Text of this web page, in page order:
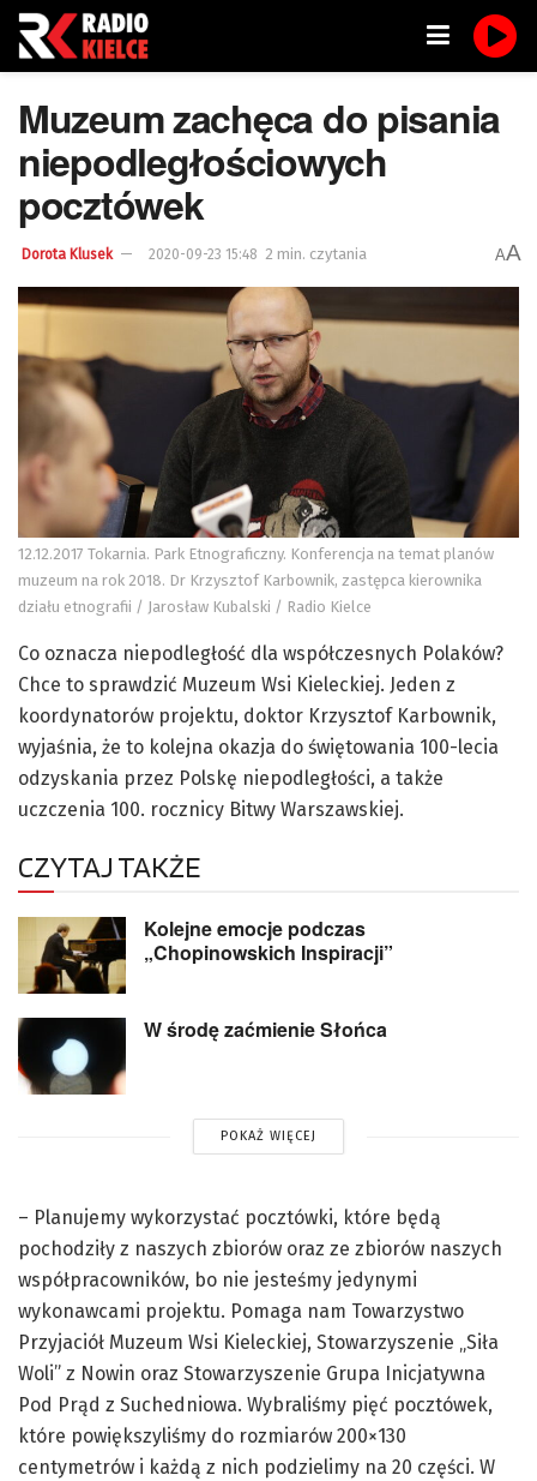
Muzeum zachęca do pisania
niepodległościowych
pocztówek
Dorota Klusek 2020-09-23 15:48 2 min. czytania AA
12.12.2017 Tokarnia. Park Etnograficzny. Konferencja na temat planów
muzeum na rok 2018. Dr Krzysztof Karbownik, zastępca kierownika
działu etnografii / Jarosław Kubalski / Radio Kielce
Co oznacza niepodległość dla współczesnych Polaków?
Chce to sprawdzić Muzeum Wsi Kieleckiej. Jeden z
koordynatorów projektu, doktor Krzysztof Karbownik,
wyjaśnia, że to kolejna okazja do świętowania 100-lecia
odzyskania przez Polskę niepodległości, a także
uczczenia 100. rocznicy Bitwy Warszawskiej.
CZYTAJ TAKŻE
Kolejne emocje podczas
„Chopinowskich Inspiracji”
W środę zaćmienie Słońca
POKAŻ WIĘCEJ
– Planujemy wykorzystać pocztówki, które będą
pochodziły z naszych zbiorów oraz ze zbiorów naszych
współpracowników, bo nie jesteśmy jedynymi
wykonawcami projektu. Pomaga nam Towarzystwo
Przyjaciół Muzeum Wsi Kieleckiej, Stowarzyszenie „Siła
Woli” z Nowin oraz Stowarzyszenie Grupa Inicjatywna
Pod Prąd z Suchedniowa. Wybraliśmy pięć pocztówek,
które powiększyliśmy do rozmiarów 200×130
centymetrów i każdą z nich podzielimy na 20 części. W